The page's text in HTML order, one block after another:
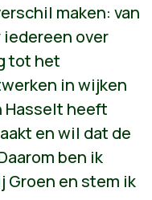
maken: van
over
tot het
in wijken
Hasselt heeft
en wil dat de
ben ik
Groen en stem ik